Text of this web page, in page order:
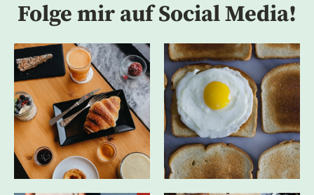
Folge mir auf Social Media!